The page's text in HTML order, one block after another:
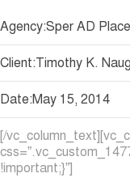
Agency:Sper AD
Client:Timothy K.
Date:May 15, 2014
[/
!important;}”]